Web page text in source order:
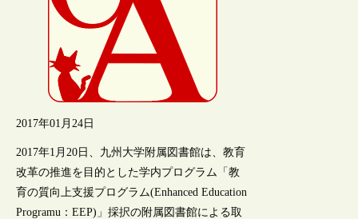
2017年01月24日
2017年1月20日、九州大学附属図書館は、教育
改革の推進を目的とした学内プログラム「教
育の質向上支援プログラム(Enhanced Education
Programu：EEP)」採択の附属図書館による取